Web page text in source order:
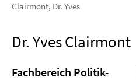
Clairmont, Dr. Yves
Dr. Yves Clairmont
Fachbereich Politik-